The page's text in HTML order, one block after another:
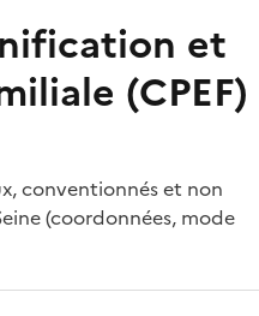
et
(CPEF)
conventionnés et non
(coordonnées, mode